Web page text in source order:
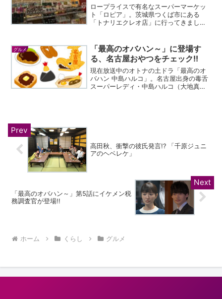
ロープライスで有名なスーパーマーケッ
ト「ロピア」。茨城県つくば市にある
「トナリエクレオ店」に行ってきまし
は「食生活♥♥ロピア」をモットーに、
ロープライスのユートピアを作...
グルメ
「最高のオバハン～」に登場す
る、名古屋おやつをチェック!!
現在放送中のオトナの土ドラ「最高のオ
バハン 中島ハルコ」。名古屋出身の毒舌
スーパーレディ・中島ハルコ（大地真
高田秋、衝撃の彼氏発言!? 「千原ジュニ
アのヘベレケ」
「最高のオバハン～」第5話にイケメン税
務調査官が登場!!
ホーム くらし グルメ